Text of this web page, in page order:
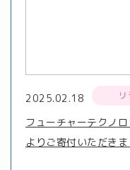
2025.02.18
フューチャーテクノ
よりご寄付いただき